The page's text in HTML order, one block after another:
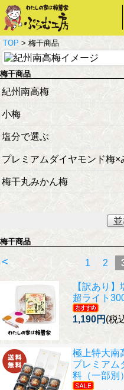
TOP > 梅干商品
梅干商品
紀州南高梅
小梅
塩分で選ぶ
プレミアムダイヤモンド梅×
梅干丸みかん梅
梅干商品
< 1 2
【訳あり
超ライト
1,190円 (税
極上特大南
プレミアム
料（一部別